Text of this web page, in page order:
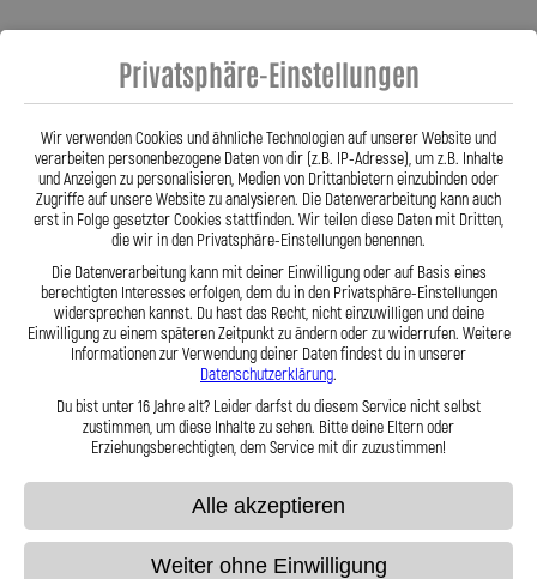
Zum Produkt
Anzeigen pro Seite
VERSAND
Ab einem Bestellwert von 100€. Lieferung
innerhalb Deutschlands kostenlos
ONLINE SUPPORT
Privatsphäre-Einstellungen
Wir verwenden Cookies und ähnliche Technologien auf unserer Website und
verarbeiten personenbezogene Daten von dir (z.B. IP-Adresse), um z.B. Inhalte
und Anzeigen zu personalisieren, Medien von Drittanbietern einzubinden oder
Zugriffe auf unsere Website zu analysieren. Die Datenverarbeitung kann auch
erst in Folge gesetzter Cookies stattfinden. Wir teilen diese Daten mit Dritten,
die wir in den Privatsphäre-Einstellungen benennen.
Die Datenverarbeitung kann mit deiner Einwilligung oder auf Basis eines
berechtigten Interesses erfolgen, dem du in den Privatsphäre-Einstellungen
widersprechen kannst. Du hast das Recht, nicht einzuwilligen und deine
Einwilligung zu einem späteren Zeitpunkt zu ändern oder zu widerrufen. Weitere
Informationen zur Verwendung deiner Daten findest du in unserer
Datenschutzerklärung.
Du bist unter 16 Jahre alt? Leider darfst du diesem Service nicht selbst
zustimmen, um diese Inhalte zu sehen. Bitte deine Eltern oder
Erziehungsberechtigten, dem Service mit dir zuzustimmen!
Alle akzeptieren
Weiter ohne Einwilligung